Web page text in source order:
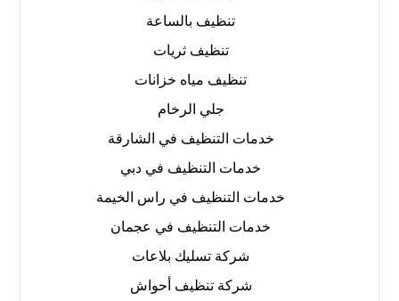
تنظيف بالساعة
تنظيف ثريات
تنظيف مياه خزانات
جلي الرخام
خدمات التنظيف في الشارقة
خدمات التنظيف في دبي
خدمات التنظيف في راس الخيمة
خدمات التنظيف في عجمان
شركة تسليك بلاعات
شركة تنظيف أحواش